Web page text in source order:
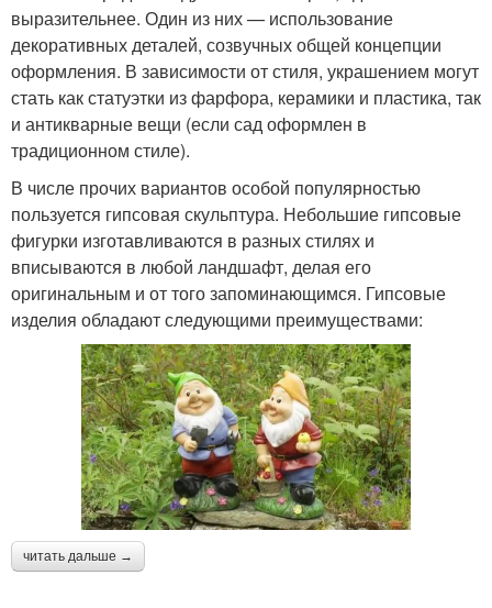
выразительнее. Один из них — использование
декоративных деталей, созвучных общей концепции
оформления. В зависимости от стиля, украшением могут
стать как статуэтки из фарфора, керамики и пластика, так
и антикварные вещи (если сад оформлен в
традиционном стиле).
В числе прочих вариантов особой популярностью
пользуется гипсовая скульптура. Небольшие гипсовые
фигурки изготавливаются в разных стилях и
вписываются в любой ландшафт, делая его
оригинальным и от того запоминающимся. Гипсовые
изделия обладают следующими преимуществами:
читать дальше →